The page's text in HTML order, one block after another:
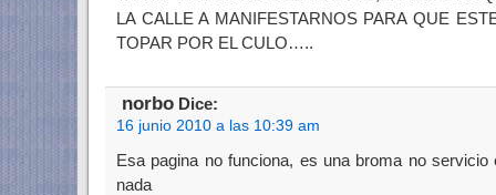
LA CALLE A MANIFESTARNOS PARA QUE
TOPAR POR EL CULO…..
norbo Dice:
16 junio 2010 a las 10:39 am
Esa pagina no funciona, es una broma no
nada